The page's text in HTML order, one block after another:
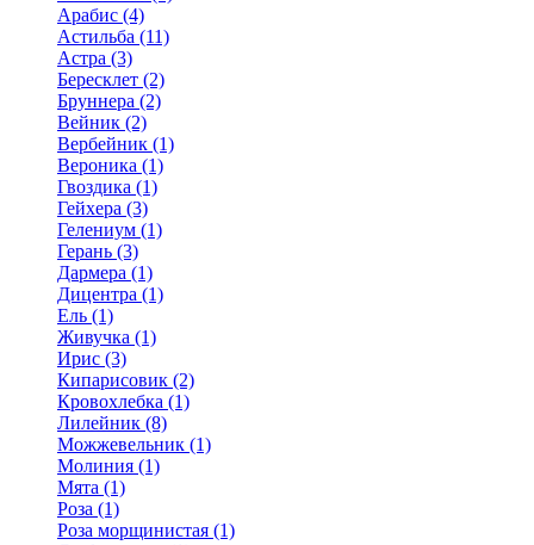
Арабис (4)
Астильба (11)
Астра (3)
Бересклет (2)
Бруннера (2)
Вейник (2)
Вербейник (1)
Вероника (1)
Гвоздика (1)
Гейхера (3)
Гелениум (1)
Герань (3)
Дармера (1)
Дицентра (1)
Ель (1)
Живучка (1)
Ирис (3)
Кипарисовик (2)
Кровохлебка (1)
Лилейник (8)
Можжевельник (1)
Молиния (1)
Мята (1)
Роза (1)
Роза морщинистая (1)